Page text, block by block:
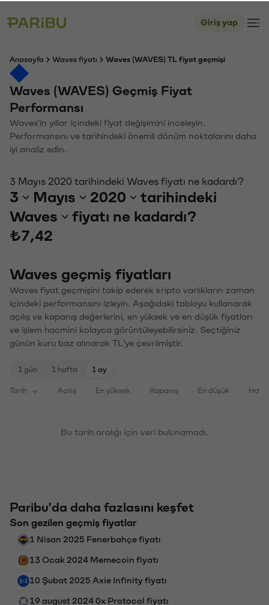
Giriş yap
Anasayfa Waves fiyatı Waves (WAVES) TL fiyat geçmişi
Waves (WAVES) Geçmiş Fiyat
Performansı
Waves'in yıllar içindeki fiyat değişimini inceleyin.
Performansını ve tarihindeki önemli dönüm noktalarını daha
iyi analiz edin.
3 Mayıs 2020 tarihindeki Waves fiyatı ne kadardı?
3 Mayıs 2020
tarihindeki
Waves
fiyatı ne kadardı?
₺7,42
Waves geçmiş fiyatları
Waves fiyat geçmişini takip ederek kripto varlıkların zaman
içindeki performansını izleyin. Aşağıdaki tabloyu kullanarak
açılış ve kapanış değerlerini, en yüksek ve en düşük fiyatları
ve işlem hacmini kolayca görüntüleyebilirsiniz. Seçtiğiniz
günün kuru baz alınarak TL'ye çevrilmiştir.
1 gün 1 hafta 1 ay
Tarih Açılış En yüksek Kapanış En düşük
Bu tarih aralığı için veri bulunamadı.
Paribu'da daha fazlasını keşfet
Son gezilen geçmiş fiyatlar
1 Nisan 2025 Fenerbahçe fiyatı
13 Ocak 2024 Memecoin fiyatı
10 Şubat 2025 Axie Infinity fiyatı
19 august 2024 0x Protocol fiyatı